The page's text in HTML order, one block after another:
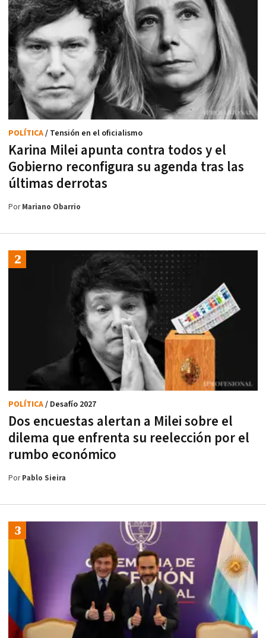
Karina Milei apunta contra todos y el
Gobierno reconfigura su agenda tras las
últimas derrotas
POLÍTICA/ Tensión en el oficialismo
PorMariano Obarrio
Dos encuestas alertan a Milei sobre el
dilema que enfrenta su reelección por el
rumbo económico
POLÍTICA/ Desafío 2027
PorPablo Sieira